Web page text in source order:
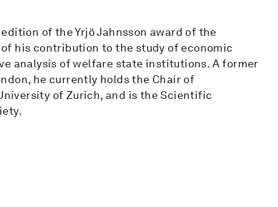
of the Yrjö Jahnsson award of the
his contribution to the study of economic
analysis of welfare state institutions. A former
he currently holds the Chair of
of Zurich, and is the Scientific